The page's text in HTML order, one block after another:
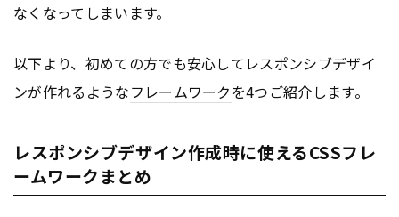
なくなってしまいます。
以下より、初めての方でも安心してレスポンシブデザイ
ンが作れるようなフレームワークを4つご紹介します。
レスポンシブデザイン作成時に使えるCSSフレ
ームワークまとめ